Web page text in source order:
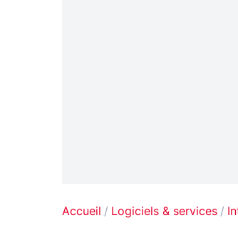
Accueil Logiciels & services